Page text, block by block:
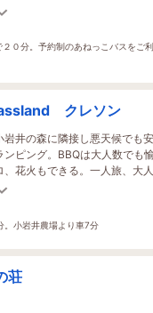
」で検索！
０分。予約制のあねっこバスをご
クレソン
岩井の森に隣接し悪天候でも
ンピング。BBQは大人数でも
、花火もできる。一人旅、大
可能、気楽な客室併設BBQ
。小岩井農場より車7分
荘